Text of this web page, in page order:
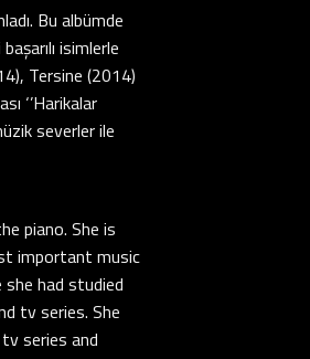
Bu albümde
isimlerle
Tersine (2014)
‘’Harikalar
severler ile
piano. She is
important music
had studied
tv series. She
series and